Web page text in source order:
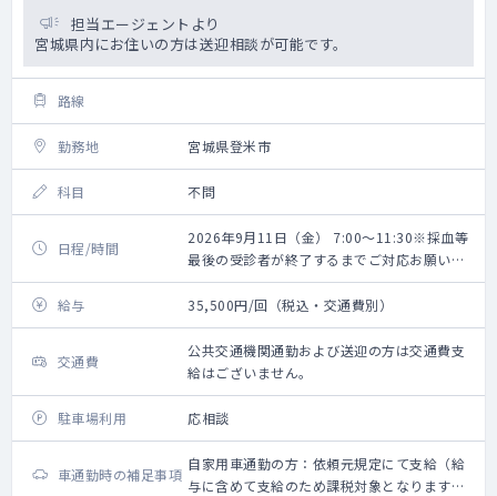
担当エージェントより
宮城県内にお住いの方は送迎相談が可能です。
路線
勤務地 宮城県登米市
科目 不問
日程/時間
2026年9月11日（金） 7:00～11:30※採血等
最後の受診者が終了するまでご対応お願いい
たします。
給与
35,500円/回（税込・交通費別）
交通費
公共交通機関通勤および送迎の方は交通費支
給はございません。
駐車場利用 応相談
車通勤時の補足事項
自家用車通勤の方：依頼元規定にて支給（給
与に含めて支給のため課税対象となります。